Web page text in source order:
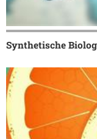
Synthetische